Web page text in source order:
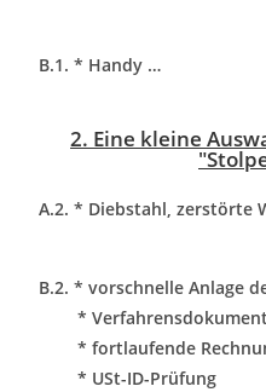
B.1. * Handy …
2. Eine kleine
A.2. * Diebstahl, zerstörte
B.2. * vorschnelle Anlage
*
* fortlaufende
* USt-ID-Prüfung